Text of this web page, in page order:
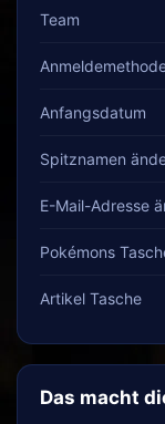
Team
Anfangsdatum
Spitznamen
E-Mail-Adresse
Pokémons
Artikel Tasche
Das macht